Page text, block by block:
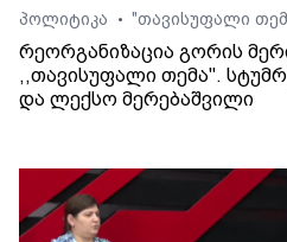
პოლიტიკა
• "თავისუფალი
რეორგანიზაცია გორის
,,თავისუფალი თემა".
და ლექსო მერებაშვილი